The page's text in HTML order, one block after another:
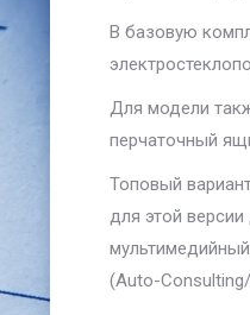
В базовую
Для модели
перчаточный
Топовый
для этой
(Auto-